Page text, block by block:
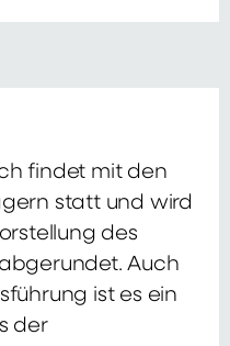
findet mit den
statt und wird
des
Auch
ist es ein
der